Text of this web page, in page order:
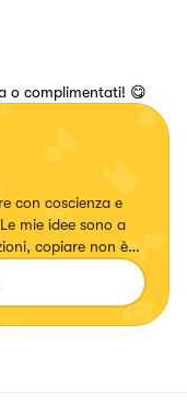
o complimentati! 😋
con coscienza e
copiare non è